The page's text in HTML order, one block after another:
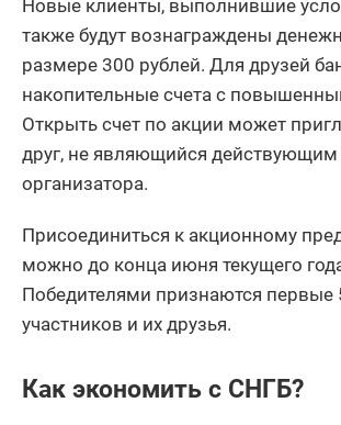
Новые клиенты, выполнившие
также будут вознаграждены
размере 300 рублей. Для друзей
накопительные счета с
Открыть счет по акции может
друг, не являющийся
организатора.
Присоединиться к акционному
можно до конца июня текущего
Победителями признаются первые
участников и их друзья.
Как экономить с СНГБ?